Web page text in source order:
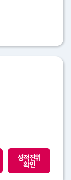
성적진위
확인